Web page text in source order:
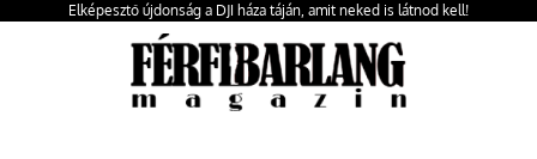
Elképesztő újdonság a DJI háza táján, amit neked is látnod kell!